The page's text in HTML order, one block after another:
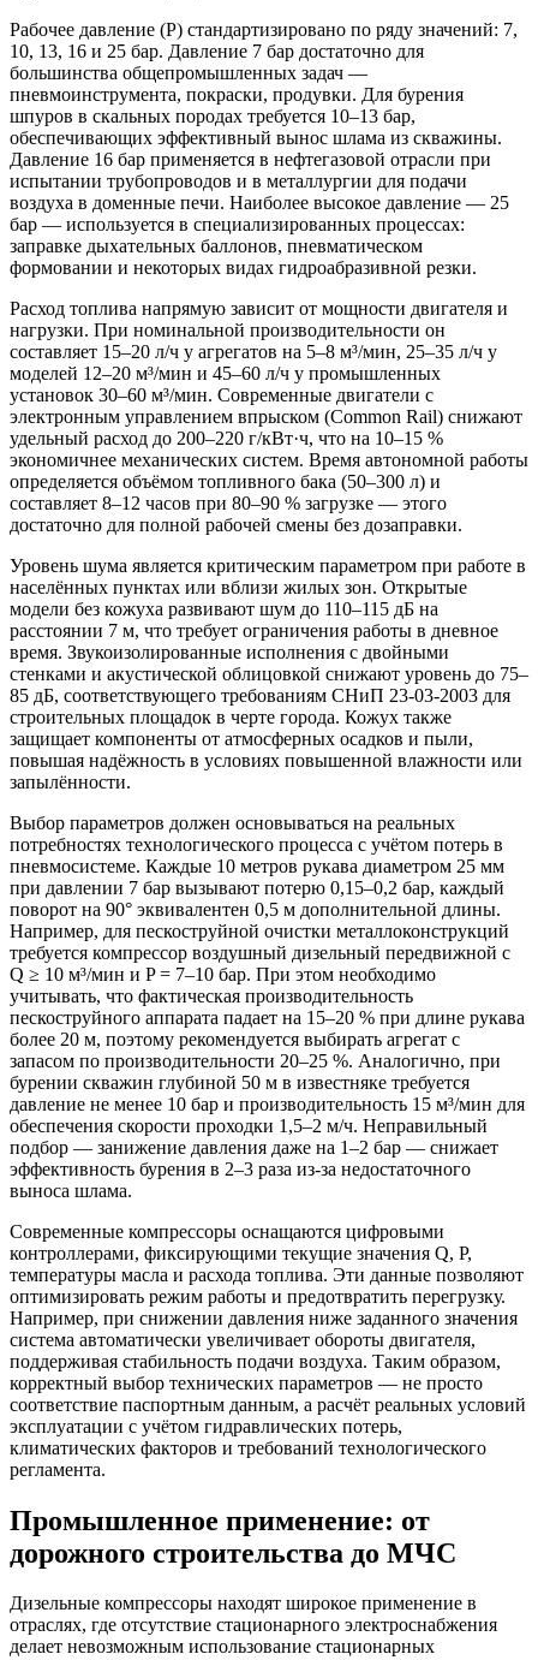
Рабочее давление (P) стандартизировано по ряду значений: 7,
10, 13, 16 и 25 бар. Давление 7 бар достаточно для
большинства общепромышленных задач —
пневмоинструмента, покраски, продувки. Для бурения
шпуров в скальных породах требуется 10–13 бар,
обеспечивающих эффективный вынос шлама из скважины.
Давление 16 бар применяется в нефтегазовой отрасли при
испытании трубопроводов и в металлургии для подачи
воздуха в доменные печи. Наиболее высокое давление — 25
бар — используется в специализированных процессах:
заправке дыхательных баллонов, пневматическом
формовании и некоторых видах гидроабразивной резки.
Расход топлива напрямую зависит от мощности двигателя и
нагрузки. При номинальной производительности он
составляет 15–20 л/ч у агрегатов на 5–8 м³/мин, 25–35 л/ч у
моделей 12–20 м³/мин и 45–60 л/ч у промышленных
установок 30–60 м³/мин. Современные двигатели с
электронным управлением впрыском (Common Rail) снижают
удельный расход до 200–220 г/кВт·ч, что на 10–15 %
экономичнее механических систем. Время автономной работы
определяется объёмом топливного бака (50–300 л) и
составляет 8–12 часов при 80–90 % загрузке — этого
достаточно для полной рабочей смены без дозаправки.
Уровень шума является критическим параметром при работе в
населённых пунктах или вблизи жилых зон. Открытые
модели без кожуха развивают шум до 110–115 дБ на
расстоянии 7 м, что требует ограничения работы в дневное
время. Звукоизолированные исполнения с двойными
стенками и акустической облицовкой снижают уровень до 75–
85 дБ, соответствующего требованиям СНиП 23-03-2003 для
строительных площадок в черте города. Кожух также
защищает компоненты от атмосферных осадков и пыли,
повышая надёжность в условиях повышенной влажности или
запылённости.
Выбор параметров должен основываться на реальных
потребностях технологического процесса с учётом потерь в
пневмосистеме. Каждые 10 метров рукава диаметром 25 мм
при давлении 7 бар вызывают потерю 0,15–0,2 бар, каждый
поворот на 90° эквивалентен 0,5 м дополнительной длины.
Например, для пескоструйной очистки металлоконструкций
требуется компрессор воздушный дизельный передвижной с
Q ≥ 10 м³/мин и P = 7–10 бар. При этом необходимо
учитывать, что фактическая производительность
пескоструйного аппарата падает на 15–20 % при длине рукава
более 20 м, поэтому рекомендуется выбирать агрегат с
запасом по производительности 20–25 %. Аналогично, при
бурении скважин глубиной 50 м в известняке требуется
давление не менее 10 бар и производительность 15 м³/мин для
обеспечения скорости проходки 1,5–2 м/ч. Неправильный
подбор — занижение давления даже на 1–2 бар — снижает
эффективность бурения в 2–3 раза из-за недостаточного
выноса шлама.
Современные компрессоры оснащаются цифровыми
контроллерами, фиксирующими текущие значения Q, P,
температуры масла и расхода топлива. Эти данные позволяют
оптимизировать режим работы и предотвратить перегрузку.
Например, при снижении давления ниже заданного значения
система автоматически увеличивает обороты двигателя,
поддерживая стабильность подачи воздуха. Таким образом,
корректный выбор технических параметров — не просто
соответствие паспортным данным, а расчёт реальных условий
эксплуатации с учётом гидравлических потерь,
климатических факторов и требований технологического
регламента.
Промышленное применение: от
дорожного строительства до МЧС
Дизельные компрессоры находят широкое применение в
отраслях, где отсутствие стационарного электроснабжения
делает невозможным использование стационарных